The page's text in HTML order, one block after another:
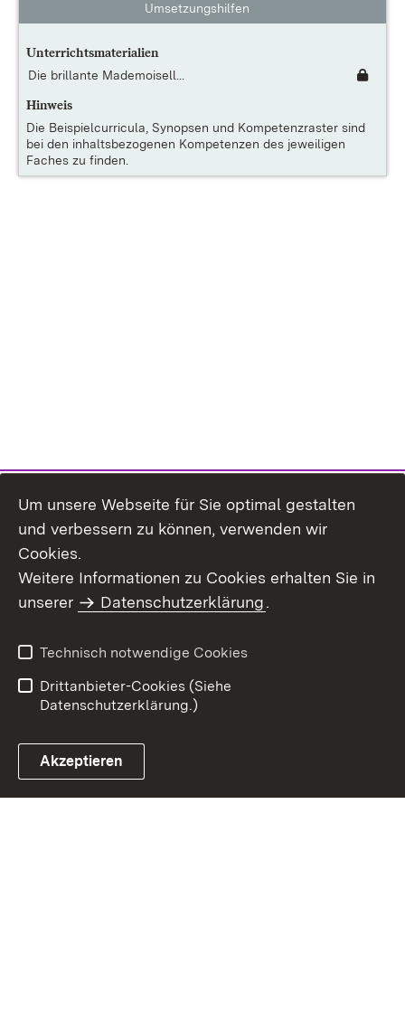
Umsetzungshilfen
Unterrichtsmaterialien
Die brillante Mademoisell...
Hinweis
Die Beispielcurricula, Synopsen und Kompetenzraster sind
bei den inhaltsbezogenen Kompetenzen des jeweiligen
Faches zu finden.
Um unsere Webseite für Sie optimal gestalten
und verbessern zu können, verwenden wir
Cookies.
Weitere Informationen zu Cookies erhalten Sie in
unserer
Datenschutzerklärung.
Technisch notwendige Cookies
Drittanbieter-Cookies (Siehe
Datenschutzerklärung.)
Akzeptieren